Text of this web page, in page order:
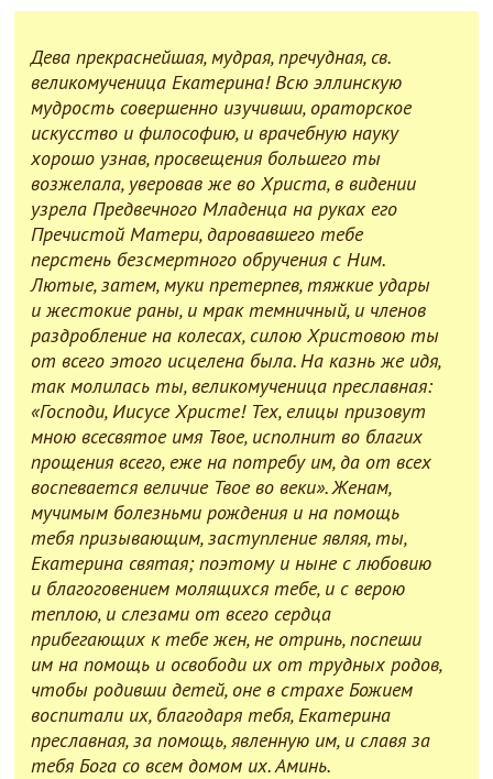
Дева прекраснейшая, мудрая, пречудная, св.
великомученица Екатерина! Всю эллинскую
мудрость совершенно изучивши, ораторское
искусство и философию, и врачебную науку
хорошо узнав, просвещения большего ты
возжелала, уверовав же во Христа, в видении
узрела Предвечного Младенца на руках его
Пречистой Матери, даровавшего тебе
перстень безсмертного обручения с Ним.
Лютые, затем, муки претерпев, тяжкие удары
и жестокие раны, и мрак темничный, и членов
раздробление на колесах, силою Христовою ты
от всего этого исцелена была. На казнь же идя,
так молилась ты, великомученица преславная:
«Господи, Иисусе Христе! Тех, елицы призовут
мною всесвятое имя Твое, исполнит во благих
прощения всего, еже на потребу им, да от всех
воспевается величие Твое во веки». Женам,
мучимым болезньми рождения и на помощь
тебя призывающим, заступление являя, ты,
Екатерина святая; поэтому и ныне с любовию
и благоговением молящихся тебе, и с верою
теплою, и слезами от всего сердца
прибегающих к тебе жен, не отринь, поспеши
им на помощь и освободи их от трудных родов,
чтобы родивши детей, оне в страхе Божием
воспитали их, благодаря тебя, Екатерина
преславная, за помощь, явленную им, и славя за
тебя Бога со всем домом их. Аминь.